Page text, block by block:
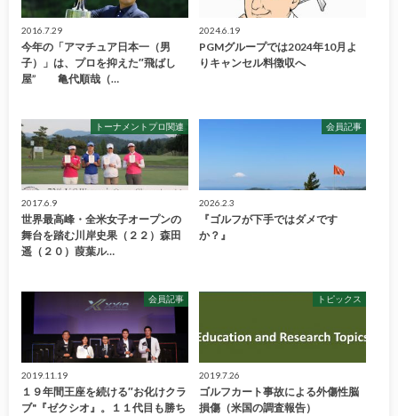
2016.7.29
今年の「アマチュア日本一（男
子）」は、プロを抑えた″飛ばし
屋” 亀代順哉（…
2024.6.19
PGMグループでは2024年10月よ
りキャンセル料徴収へ
トーナメントプロ関連
2017.6.9
世界最高峰・全米女子オープンの
舞台を踏む川岸史果（２２）森田
遥（２０）葭葉ル…
会員記事
2026.2.3
『ゴルフが下手ではダメです
か？』
会員記事
2019.11.19
１９年間王座を続ける″お化けクラ
ブ"『ゼクシオ』。１１代目も勝ち
トピックス
2019.7.26
ゴルフカート事故による外傷性脳
損傷（米国の調査報告）